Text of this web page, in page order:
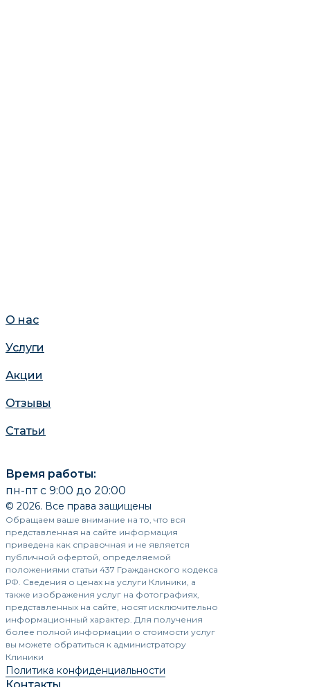
О нас
Услуги
Акции
Отзывы
Статьи
Время работы:
пн-пт с 9:00 до 20:00
© 2026. Все права защищены
Обращаем ваше внимание на то, что вся
представленная на сайте информация
приведена как справочная и не является
публичной офертой, определяемой
положениями статьи 437 Гражданского кодекса
РФ. Сведения о ценах на услуги Клиники, а
также изображения услуг на фотографиях,
представленных на сайте, носят исключительно
информационный характер. Для получения
более полной информации о стоимости услуг
вы можете обратиться к администратору
Клиники
Политика конфиденциальности